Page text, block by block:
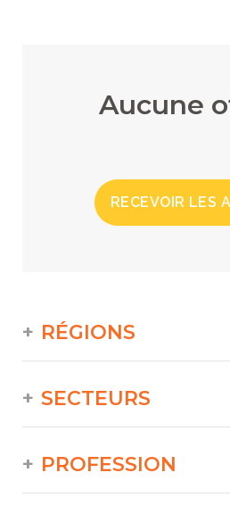
Aucune
RECEVOIR LES
RÉGIONS
SECTEURS
PROFESSION